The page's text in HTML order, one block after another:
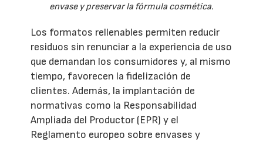
envase y preservar la fórmula cosmética.
Los formatos rellenables permiten reducir
residuos sin renunciar a la experiencia de uso
que demandan los consumidores y, al mismo
tiempo, favorecen la fidelización de
clientes. Además, la implantación de
normativas como la Responsabilidad
Ampliada del Productor (EPR) y el
Reglamento europeo sobre envases y